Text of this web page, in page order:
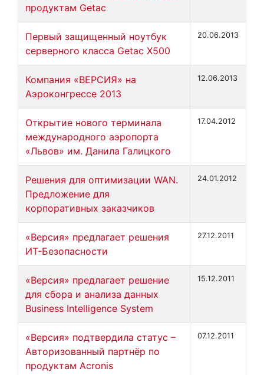
продуктам Getac
Первый защищенный ноутбук
серверного класса Getac X500
20.06.2013
Компания «ВЕРСИЯ» на
Аэроконгрессе 2013
12.06.2013
Открытие нового терминала
международного аэропорта
«Львов» им. Данила Галицкого
17.04.2012
Решения для оптимизации WAN.
Предложение для
корпоративных заказчиков
24.01.2012
«Версия» предлагает решения
ИТ-Безопасности
27.12.2011
«Версия» предлагает решение
для сбора и анализа данных
Business Intelligence System
15.12.2011
«Версия» подтвердила статус –
Авторизованный партнёр по
продуктам Acronis
07.12.2011